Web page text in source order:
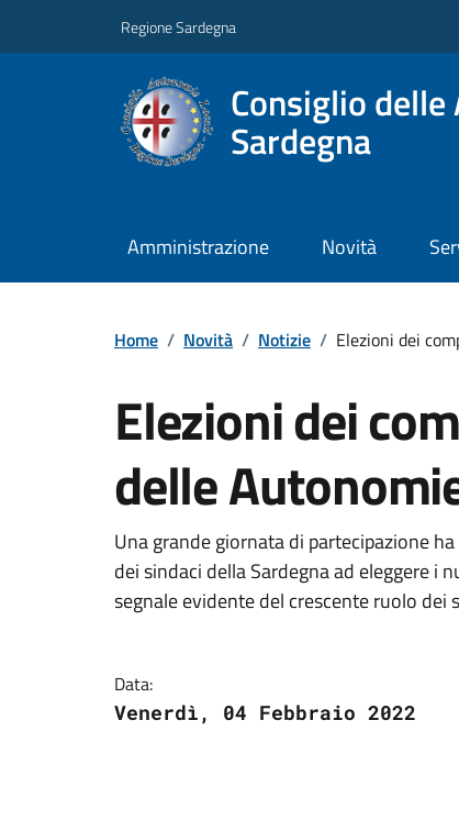
Regione Sardegna
Consiglio
Sardegna
Amministrazione Novità
Home / Novità / Notizie / Elezioni dei
Elezioni dei
delle
Una grande giornata di partecipazione
dei sindaci della Sardegna ad eleggere i
segnale evidente del crescente ruolo
Data:
Venerdì, 04 Febbraio 2022